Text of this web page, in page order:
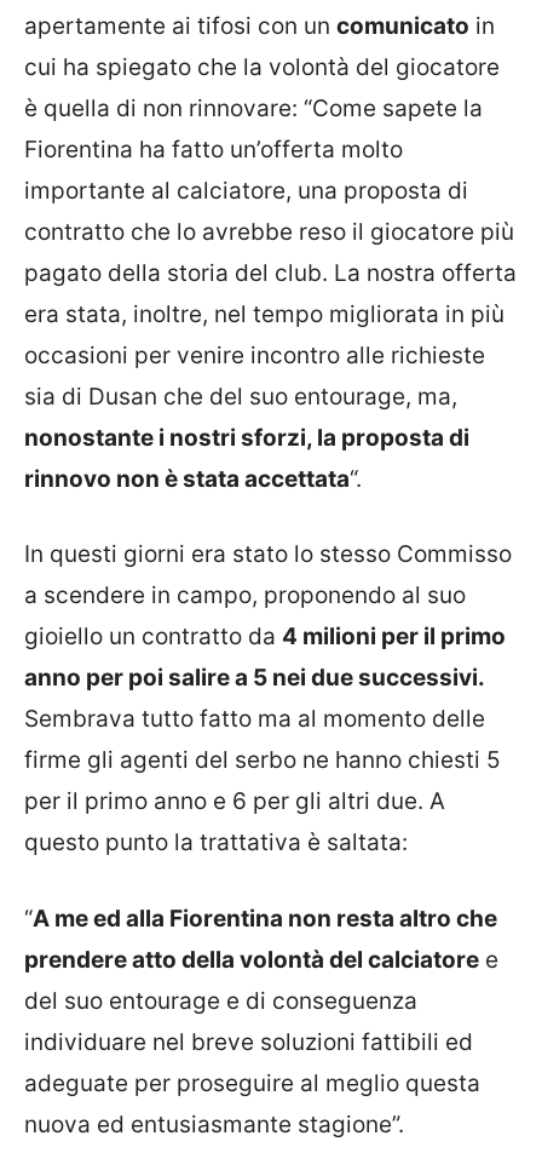
apertamente ai tifosi con un comunicato in
cui ha spiegato che la volontà del giocatore
è quella di non rinnovare: “Come sapete la
Fiorentina ha fatto un’offerta molto
importante al calciatore, una proposta di
contratto che lo avrebbe reso il giocatore più
pagato della storia del club. La nostra offerta
era stata, inoltre, nel tempo migliorata in più
occasioni per venire incontro alle richieste
sia di Dusan che del suo entourage, ma,
nonostante i nostri sforzi, la proposta di
rinnovo non è stata accettata“.
In questi giorni era stato lo stesso Commisso
a scendere in campo, proponendo al suo
gioiello un contratto da 4 milioni per il primo
anno per poi salire a 5 nei due successivi.
Sembrava tutto fatto ma al momento delle
firme gli agenti del serbo ne hanno chiesti 5
per il primo anno e 6 per gli altri due. A
questo punto la trattativa è saltata:
“A me ed alla Fiorentina non resta altro che
prendere atto della volontà del calciatore e
del suo entourage e di conseguenza
individuare nel breve soluzioni fattibili ed
adeguate per proseguire al meglio questa
nuova ed entusiasmante stagione”.